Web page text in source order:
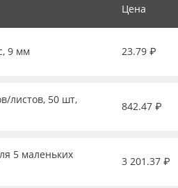
Цена
9 мм 23.79 ₽
листов, 50 шт,
842.47 ₽
5 маленьких
3 201.37 ₽